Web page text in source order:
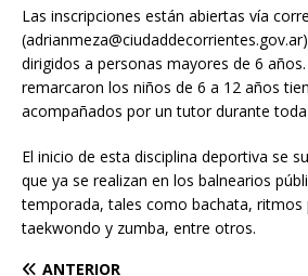
Las inscripciones están abiertas vía
dirigidos a personas mayores de 6
remarcaron los niños de 6 a 12 años
acompañados por un tutor durante toda
El inicio de esta disciplina deportiva se
que ya se realizan en los balnearios
temporada, tales como bachata, ritmos
taekwondo y zumba, entre otros.
ANTERIOR